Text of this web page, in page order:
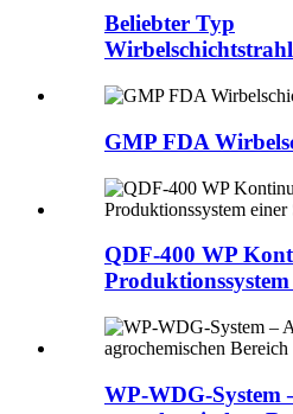
Beliebter Typ
GMP FDA
QDF-400 WP
WP-WDG-System